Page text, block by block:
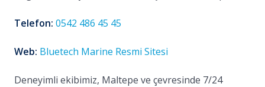
Telefon: 0542 486 45 45
Web: Bluetech Marine Resmi Sitesi
Deneyimli ekibimiz, Maltepe ve çevresinde 7/24